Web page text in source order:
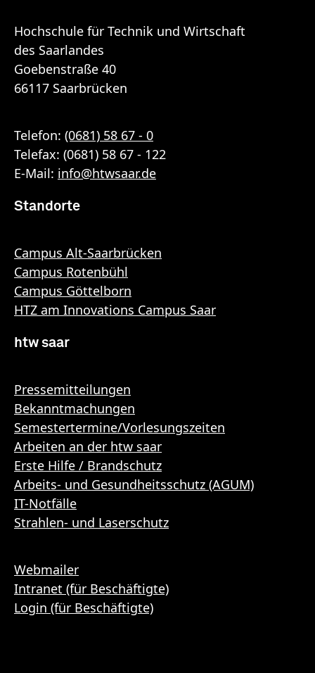
Hochschule für Technik und Wirtschaft
des Saarlandes
Goebenstraße 40
66117 Saarbrücken
Telefon: (0681) 58 67 - 0
Telefax: (0681) 58 67 - 122
E-Mail: info@htwsaar.de
Standorte
Campus Alt-Saarbrücken
Campus Rotenbühl
Campus Göttelborn
HTZ am Innovations Campus Saar
htw saar
Pressemitteilungen
Bekanntmachungen
Semestertermine/Vorlesungszeiten
Arbeiten an der htw saar
Erste Hilfe / Brandschutz
Arbeits- und Gesundheitsschutz (AGUM)
IT-Notfälle
Strahlen- und Laserschutz
Webmailer
Intranet (für Beschäftigte)
Login (für Beschäftigte)